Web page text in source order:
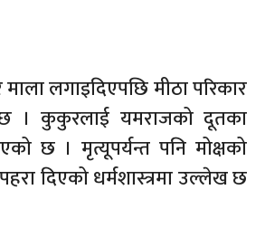
लगाइदिएपछि मीठा परिकार
। कुकुरलाई यमराजको दूतका
छ । मृत्यूपर्यन्त पनि मोक्षको
दिएको धर्मशास्त्रमा उल्लेख छ